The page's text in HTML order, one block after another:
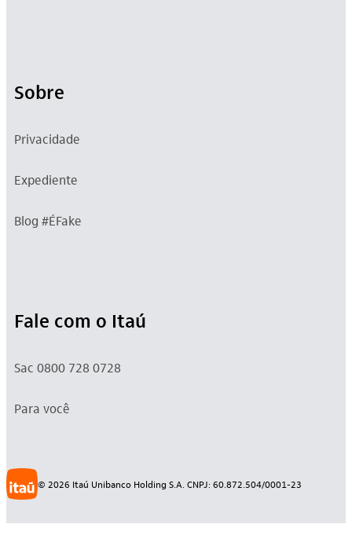
Sobre
Privacidade
Expediente
Blog #ÉFake
Fale com o Itaú
Sac 0800 728 0728
Para você
© 2026 Itaú Unibanco Holding S.A. CNPJ: 60.872.504/0001-23